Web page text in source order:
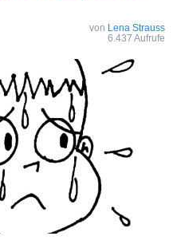
von Lena Strauss
6.437 Aufrufe